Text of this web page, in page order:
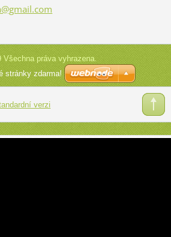
ail.com
Všechna práva vyhrazena.
stránky zdarma!
verzi